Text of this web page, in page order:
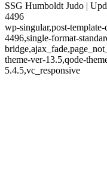
SSG Humboldt Judo |
4496
wp-singular,post-
4496,single-format-
theme-ver-13.5,qode-
5.4.5,vc_responsive